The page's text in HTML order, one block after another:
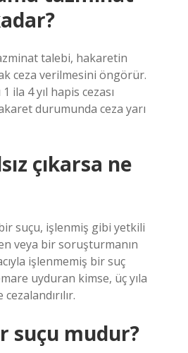
talebi, hakaretin
ceza verilmesini öngörür.
ila 4 yıl hapis cezası
durumunda ceza yarı
çıkarsa ne
suçu, işlenmiş gibi yetkili
veya bir soruşturmanın
işlenmemiş bir suç
uyduran kimse, üç yıla
suçu mudur?